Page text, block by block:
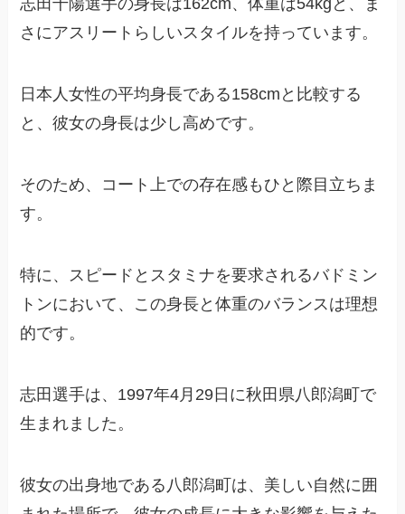
志田千陽選手の身長は162cm、体重は54kgと、ま
さにアスリートらしいスタイルを持っています。
日本人女性の平均身長である158cmと比較する
と、彼女の身長は少し高めです。
そのため、コート上での存在感もひと際目立ちま
す。
特に、スピードとスタミナを要求されるバドミン
トンにおいて、この身長と体重のバランスは理想
的です。
志田選手は、1997年4月29日に秋田県八郎潟町で
生まれました。
彼女の出身地である八郎潟町は、美しい自然に囲